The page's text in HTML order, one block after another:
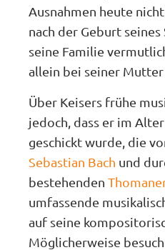
Ausnahmen heute
nach der Geburt
seine Familie
allein bei seiner Mutter
Über Keisers frühe
jedoch, dass er im
geschickt wurde, die
Sebastian Bach und
bestehenden
umfassende
auf seine
Möglicherweise